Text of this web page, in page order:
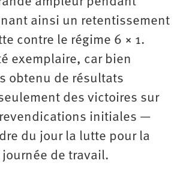
ainsi un retentissement
contre le régime 6 × 1.
exemplaire, car bien
obtenu de résultats
des victoires sur
initiales —
du jour la lutte pour la
de travail.